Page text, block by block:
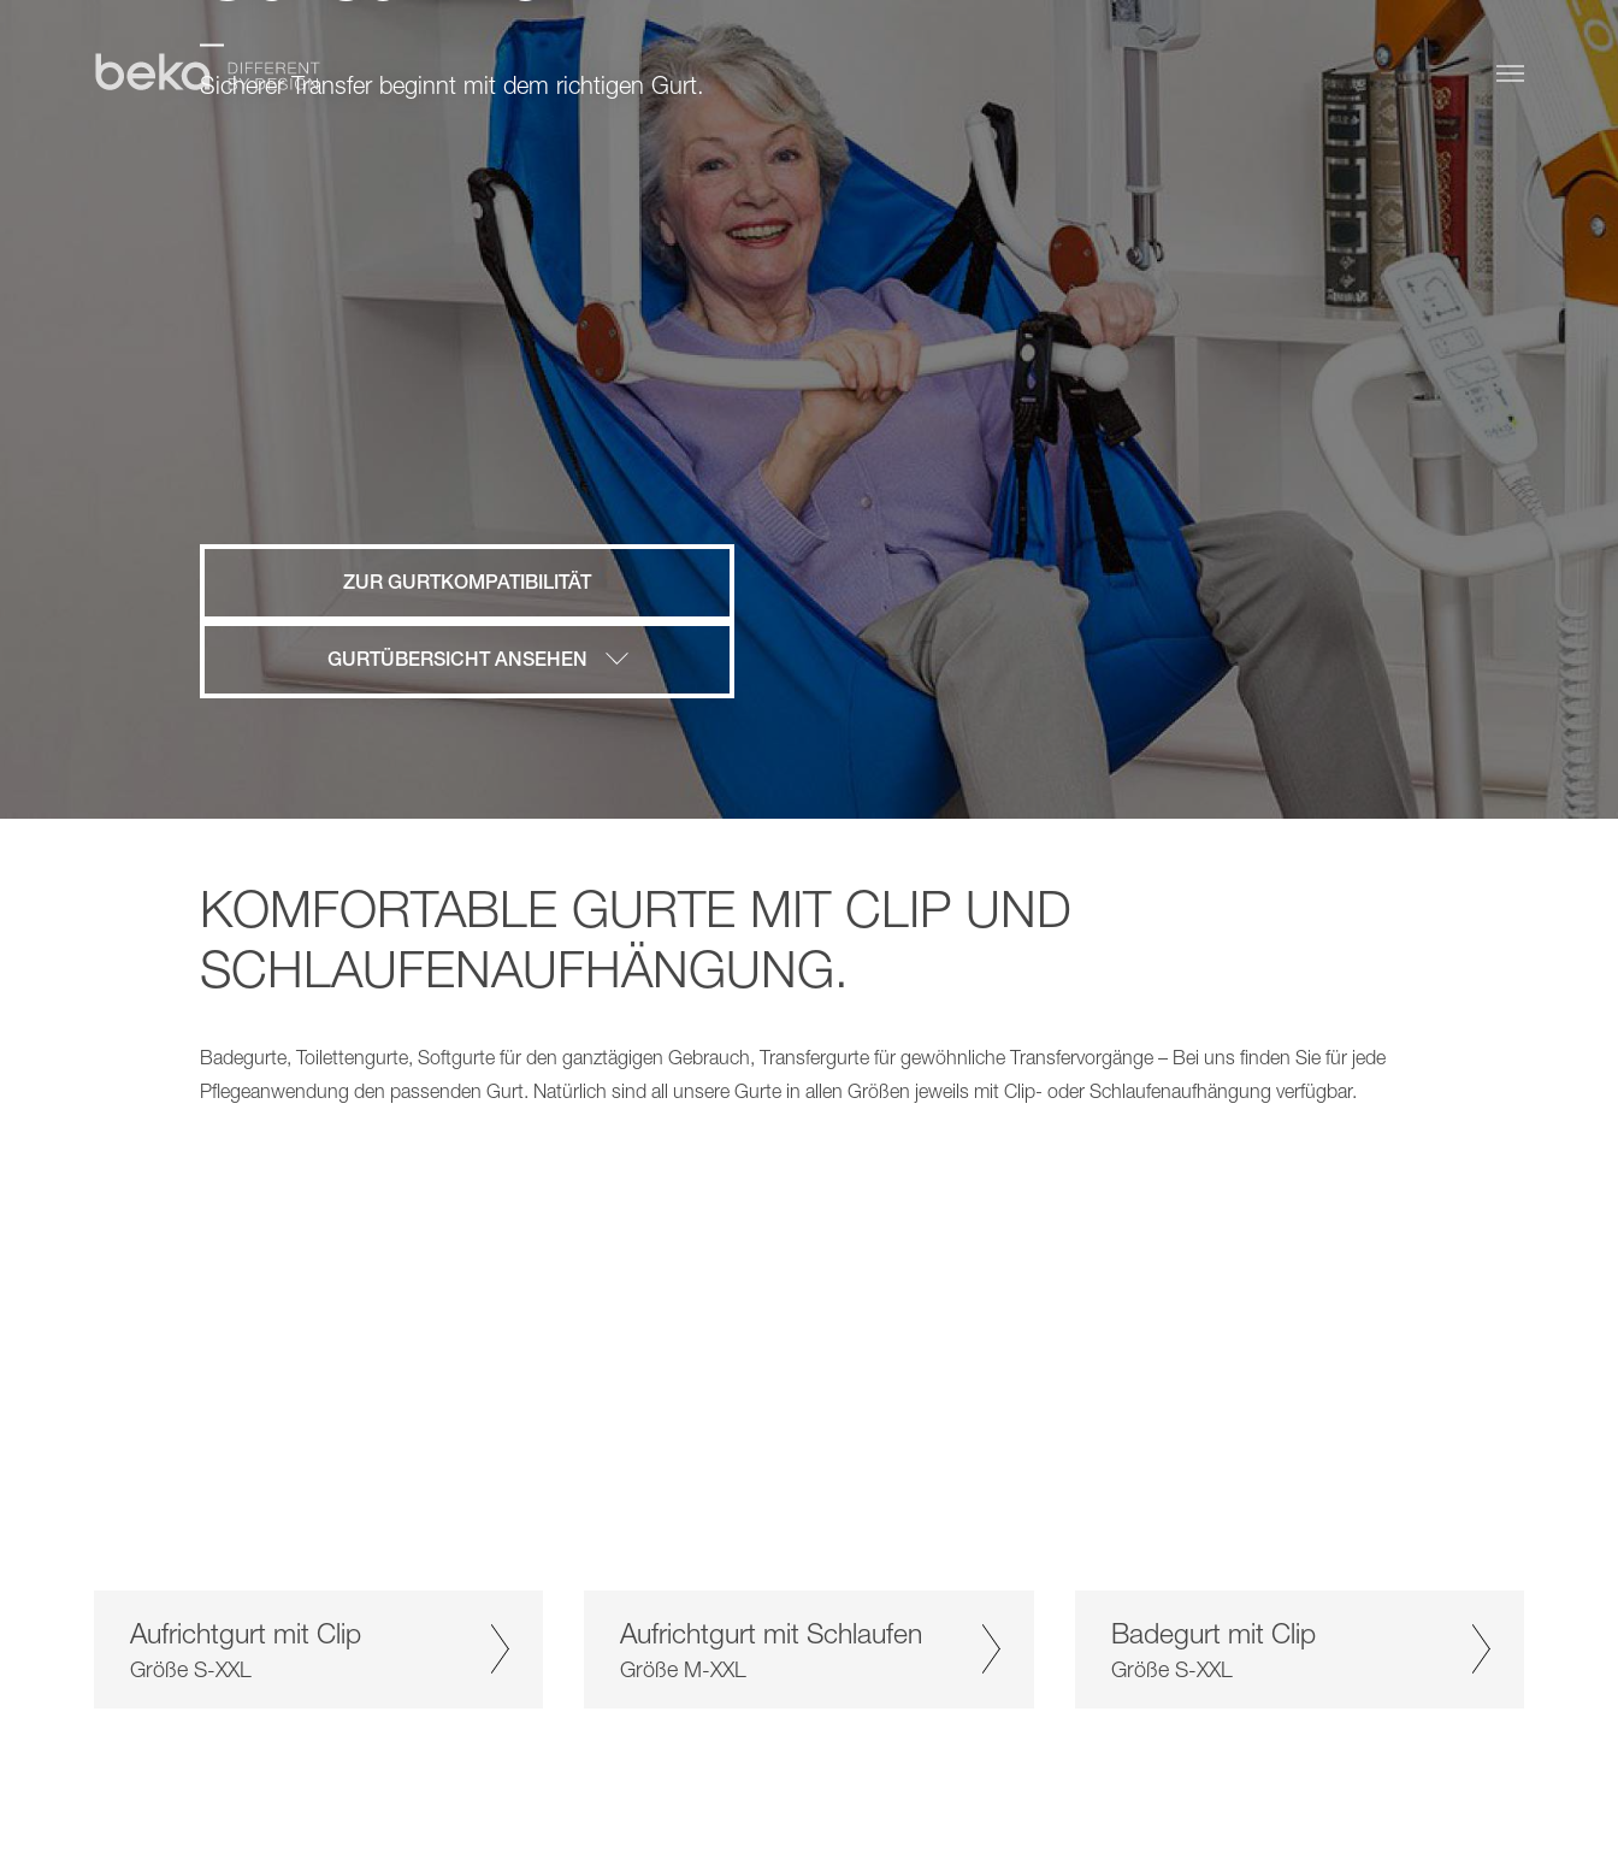
PFLEGEBADEWANNEN
DUSCHEN
TRANSFER
MEHR
ÜBER
BEKA
KONTAKT
Toiletten für Alle
Sicherer Transfer beginnt mit dem richtigen Gurt.
ZUR GURTKOMPATIBILITÄT
GURTÜBERSICHT ANSEHEN
KOMFORTABLE GURTE MIT CLIP UND
SCHLAUFENAUFHÄNGUNG.
Badegurte, Toilettengurte, Softgurte für den ganztägigen Gebrauch, Transfergurte für gewöhnliche Transfervorgänge – Bei uns finden Sie für jede
Pflegeanwendung den passenden Gurt. Natürlich sind all unsere Gurte in allen Größen jeweils mit Clip- oder Schlaufenaufhängung verfügbar.
Aufrichtgurt mit Clip
Größe S-XXL
Aufrichtgurt mit Schlaufen
Größe M-XXL
Badegurt mit Clip
Größe S-XXL